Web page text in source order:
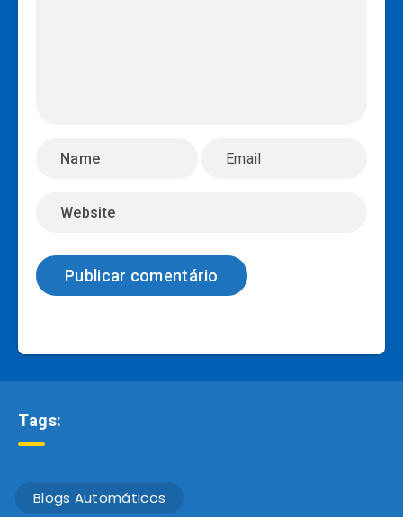
Tags:
Blogs Automáticos